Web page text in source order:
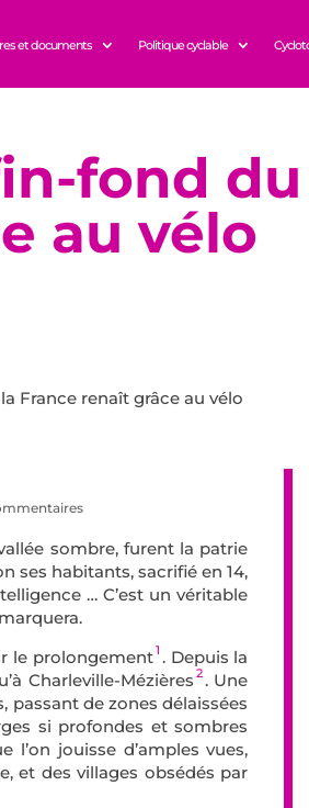
et documents Politique cyclable
fond
au vélo
France renaît grâce au vélo
sombre, furent la patrie
ses habitants, sacrifié en 14,
… C’est un véritable
le prolongement1 . Depuis la
Charleville-Mézières 2. Une
passant de zones délaissées
si profondes et sombres
l’on jouisse d’amples vues,
et des villages obsédés par